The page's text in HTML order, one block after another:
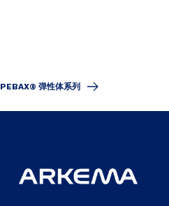
PEBAX® 弹性体系列